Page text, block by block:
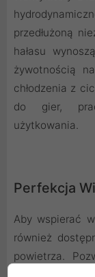
przedłużoną
hałasu
żywotnością
chłodzenia z
do gier,
użytkowania.
Perfekcja
Aby wspierać
również
powietrza.